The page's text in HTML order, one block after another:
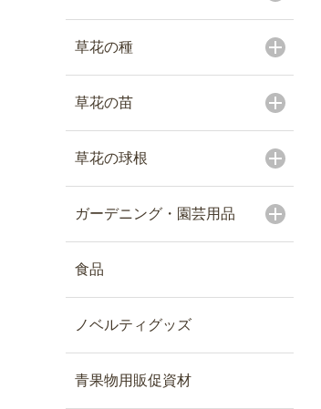
草花の種
草花の苗
草花の球根
ガーデニング・園芸用品
食品
ノベルティグッズ
青果物用販促資材